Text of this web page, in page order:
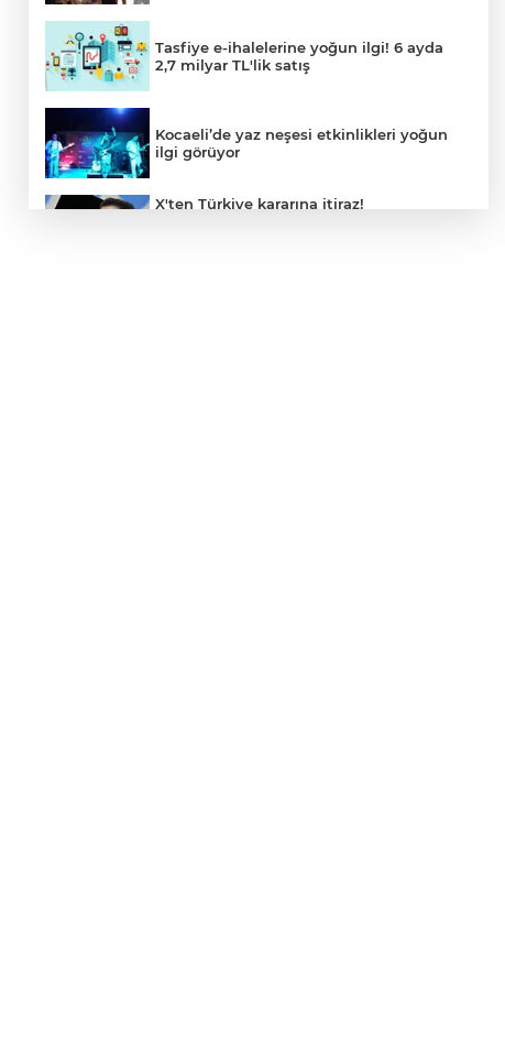
Tasfiye e-ihalelerine yoğun ilgi! 6 ayda
2,7 milyar TL'lik satış
Kocaeli’de yaz neşesi etkinlikleri yoğun
ilgi görüyor
X'ten Türkiye kararına itiraz!